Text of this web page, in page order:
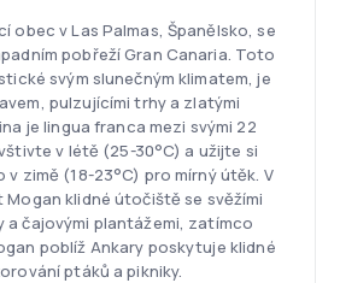
obec v Las Palmas, Španělsko, se
pobřeží Gran Canaria. Toto
svým slunečným klimatem, je
pulzujícími trhy a zlatými
je lingua franca mezi svými 22
v létě (25-30°C) a užijte si
zimě (18-23°C) pro mírný útěk. V
Mogan klidné útočiště se svěžími
a čajovými plantážemi, zatímco
poblíž Ankary poskytuje klidné
ptáků a pikniky.